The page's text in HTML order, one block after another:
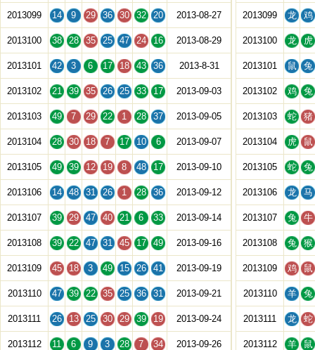
2013099 14 9 29 36 30 32 20 2013-08-27
2013100 38 28 35 25 47 24 16 2013-08-29
2013101 42 3 6 17 18 43 36 2013-8-31
2013102 21 39 35 26 25 33 17 2013-09-03
2013103 49 7 29 22 1 28 37 2013-09-05
2013104 28 30 18 7 17 10 6 2013-09-07
2013105 49 39 12 19 8 48 17 2013-09-10
2013106 14 48 31 26 1 28 36 2013-09-12
2013107 39 29 47 40 21 6 33 2013-09-14
2013108 39 22 47 31 45 17 49 2013-09-16
2013109 45 18 3 49 15 26 41 2013-09-19
2013110 47 39 22 35 25 36 31 2013-09-21
2013111 26 13 25 30 29 39 19 2013-09-24
2013112 11 6 9 3 28 7 34 2013-09-26
2013099 龙 鸡
2013100 龙 虎
2013101 鼠 兔
2013102 鸡 兔
2013103 蛇 猪
2013104 虎 鼠
2013105 蛇 兔
2013106 龙 马
2013107 兔 牛
2013108 兔 猴
2013109 鸡 鼠
2013110 羊 兔
2013111 龙 蛇
2013112 羊 鼠